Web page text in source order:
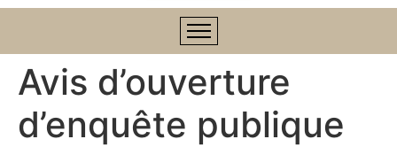
Avis d’ouverture
d’enquête publique